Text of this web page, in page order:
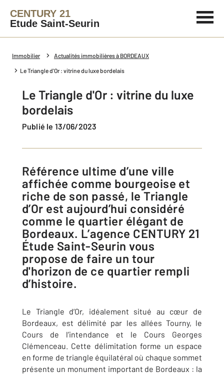
CENTURY 21
Etude Saint-Seurin
Immobilier Actualités immobilières à BORDEAUX
Le Triangle d'Or : vitrine du luxe bordelais
Le Triangle d'Or : vitrine du luxe
bordelais
Publié le 13/06/2023
Référence ultime d’une ville
affichée comme bourgeoise et
riche de son passé, le Triangle
d’Or est aujourd’hui considéré
comme le quartier élégant de
Bordeaux. L’agence CENTURY 21
Étude Saint-Seurin vous
propose de faire un tour
d'horizon de ce quartier rempli
d’histoire.
Le Triangle d’Or, idéalement situé au cœur de
Bordeaux, est délimité par les allées Tourny, le
Cours de l’intendance et le Cours Georges
Clémenceau. Cette délimitation forme un espace
en forme de triangle équilatéral où chaque sommet
présente un monument important de Bordeaux : la